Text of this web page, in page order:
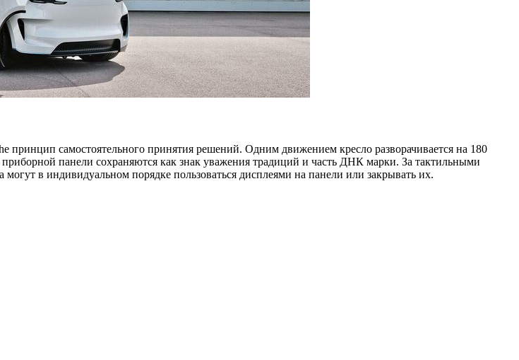
принцип самостоятельного принятия решений. Одним движением кресло разворачивается на 180
панели сохраняются как знак уважения традиций и часть ДНК марки. За тактильными
в индивидуальном порядке пользоваться дисплеями на панели или закрывать их.